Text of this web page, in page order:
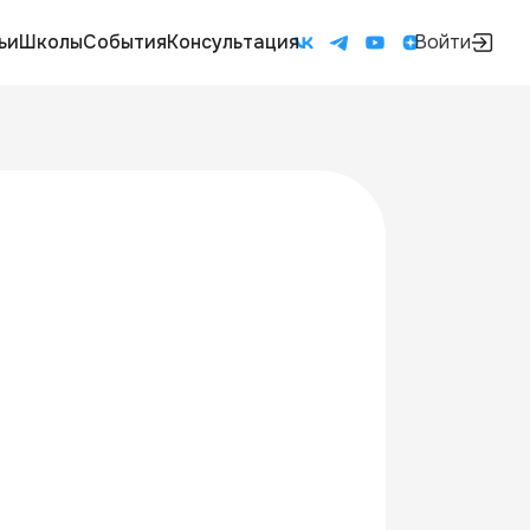
ШколыСобытияКонсультация Войти